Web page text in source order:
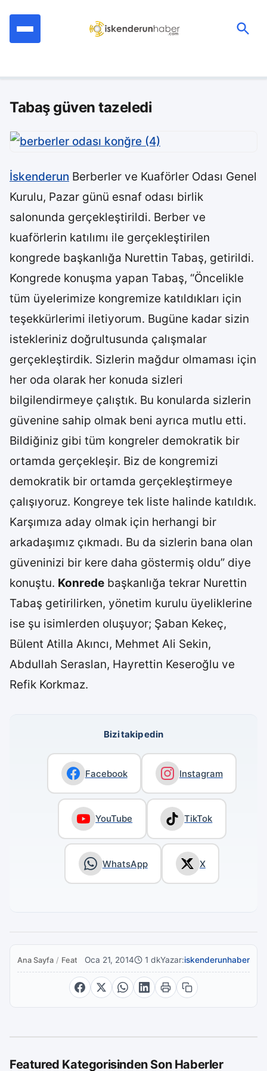
Tabaş güven tazeledi
İskenderun Berberler ve Kuaförler Odası Genel
Kurulu, Pazar günü esnaf odası birlik
salonunda gerçekleştirildi. Berber ve
kuaförlerin katılımı ile gerçekleştirilen
kongrede başkanlığa Nurettin Tabaş, getirildi.
Kongrede konuşma yapan Tabaş, “Öncelikle
tüm üyelerimize kongremize katıldıkları için
teşekkürlerimi iletiyorum. Bugüne kadar sizin
istekleriniz doğrultusunda çalışmalar
gerçekleştirdik. Sizlerin mağdur olmaması için
her oda olarak her konuda sizleri
bilgilendirmeye çalıştık. Bu konularda sizlerin
güvenine sahip olmak beni ayrıca mutlu etti.
Bildiğiniz gibi tüm kongreler demokratik bir
ortamda gerçekleşir. Biz de kongremizi
demokratik bir ortamda gerçekleştirmeye
çalışıyoruz. Kongreye tek liste halinde katıldık.
Karşımıza aday olmak için herhangi bir
arkadaşımız çıkmadı. Bu da sizlerin bana olan
güveninizi bir kere daha göstermiş oldu” diye
konuştu. Konrede başkanlığa tekrar Nurettin
Tabaş getirilirken, yönetim kurulu üyeliklerine
ise şu isimlerden oluşuyor; Şaban Kekeç,
Bülent Atilla Akıncı, Mehmet Ali Sekin,
Abdullah Seraslan, Hayrettin Keseroğlu ve
Refik Korkmaz.
Bizi takip edin
Facebook Instagram
YouTube TikTok
WhatsApp X
Ana Sayfa / FeaturedOca 21, 2014 1 dkYazar:iskenderunhaber
Featured Kategorisinden Son Haberler